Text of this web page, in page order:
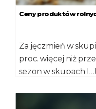
Ceny produktów
Za jęczmień w
proc. więcej niż
sezon w skupach […]